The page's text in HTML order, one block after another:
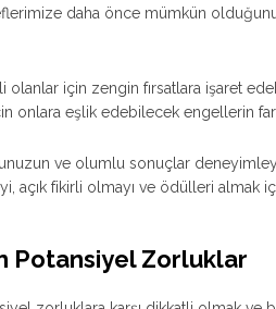
daha önce mümkün
olanlar için zengin fırsatlara işaret
onlara eşlik edebilecek engellerin
ve olumlu sonuçlar
açık fikirli olmayı ve ödülleri almak
Potansiyel Zorluklar